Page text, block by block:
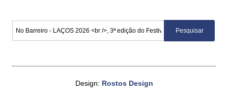
Design: Rostos Design